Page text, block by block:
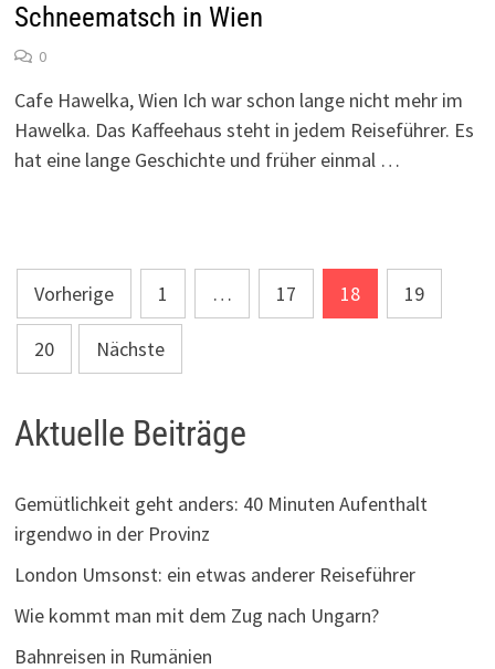
Schneematsch in Wien
0
Cafe Hawelka, Wien Ich war schon lange nicht mehr im
Hawelka. Das Kaffeehaus steht in jedem Reiseführer. Es
hat eine lange Geschichte und früher einmal …
Seitennummerierung
der
Beiträge
Vorherige 1 … 17 18 19
20 Nächste
Aktuelle Beiträge
Gemütlichkeit geht anders: 40 Minuten Aufenthalt
irgendwo in der Provinz
London Umsonst: ein etwas anderer Reiseführer
Wie kommt man mit dem Zug nach Ungarn?
Bahnreisen in Rumänien